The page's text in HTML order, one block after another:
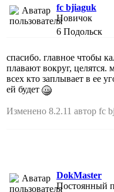
fc bjiaguk
Новичок
6 Подольск
спасибо. главное чтобы
плавают вокруг, целятся.
всех кто заплывает в ее
ей будет
Изменено 8.2.11 автор fc
DokMaster
Постоянный